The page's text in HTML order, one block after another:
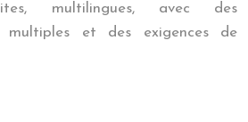
multilingues, avec des
multiples et des exigences de